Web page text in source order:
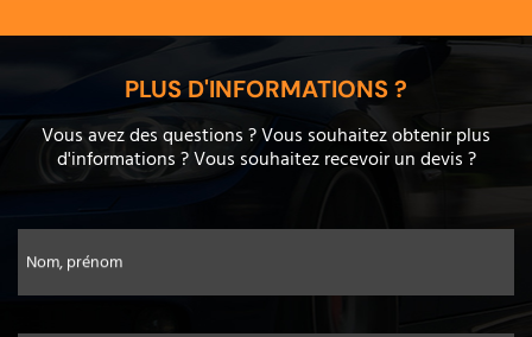
PLUS D'INFORMATIONS ?
Vous avez des questions ? Vous souhaitez obtenir plus
d'informations ? Vous souhaitez recevoir un devis ?
Nom, prénom